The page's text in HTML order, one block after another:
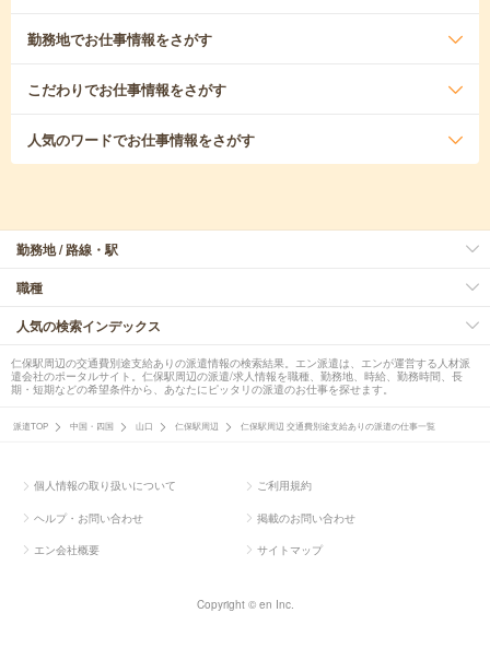
勤務地でお仕事情報をさがす
こだわりでお仕事情報をさがす
人気のワードでお仕事情報をさがす
勤務地 / 路線・駅
職種
人気の検索インデックス
仁保駅周辺の交通費別途支給ありの派遣情報の検索結果。エン派遣は、エンが運営する人材派
遣会社のポータルサイト。仁保駅周辺の派遣/求人情報を職種、勤務地、時給、勤務時間、長
期・短期などの希望条件から、あなたにピッタリの派遣のお仕事を探せます。
派遣TOP 中国・四国 山口 仁保駅周辺 仁保駅周辺 交通費別途支給ありの派遣の仕事一覧
個人情報の取り扱いについて ご利用規約
ヘルプ・お問い合わせ 掲載のお問い合わせ
エン会社概要 サイトマップ
Copyright © en Inc.